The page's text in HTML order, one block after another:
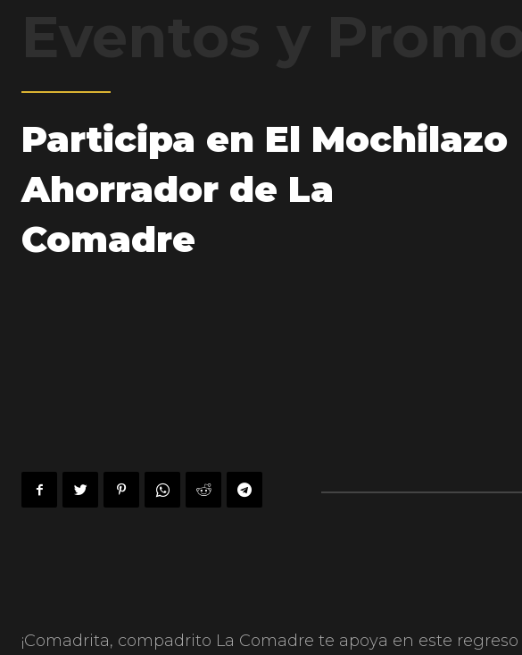
Eventos y
Participa en El Mochilazo
Ahorrador de La
Comadre
¡Comadrita, compadrito La Comadre te apoya en este